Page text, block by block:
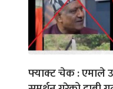
फ्याक्ट चेक : एमाले